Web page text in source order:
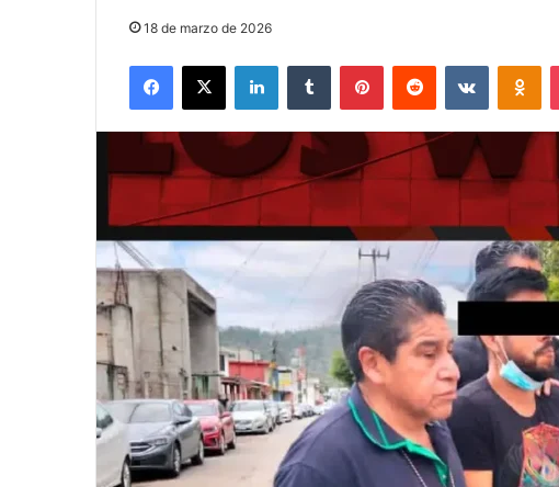
18 de marzo de 2026
Facebook
X LinkedInTumblr PinterestReddit VKontakte